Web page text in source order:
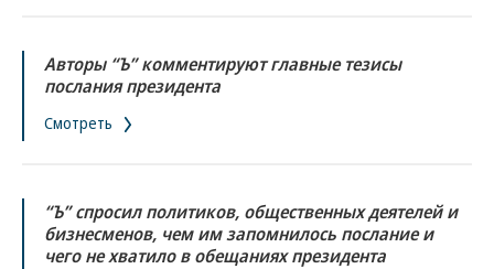
Авторы “Ъ” комментируют главные тезисы
послания президента
Смотреть
“Ъ” спросил политиков, общественных деятелей и
бизнесменов, чем им запомнилось послание и
чего не хватило в обещаниях президента